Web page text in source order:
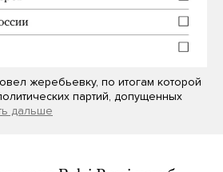
жеребьевку, по итогам которой
партий, допущенных
дальше